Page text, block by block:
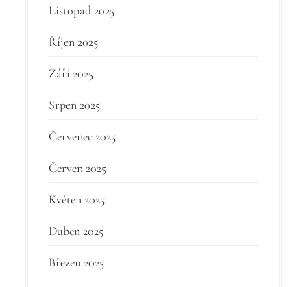
Listopad 2025
Říjen 2025
Září 2025
Srpen 2025
Červenec 2025
Červen 2025
Květen 2025
Duben 2025
Březen 2025